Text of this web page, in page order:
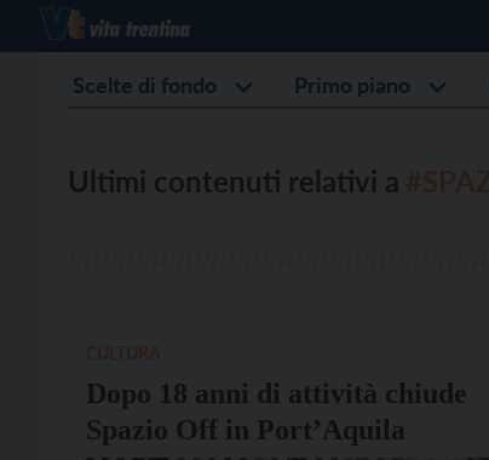
Scelte di fondo Primo piano
Ultimi contenuti relativi a
Dopo 18 anni di attività chiude
Spazio Off in Port’Aquila